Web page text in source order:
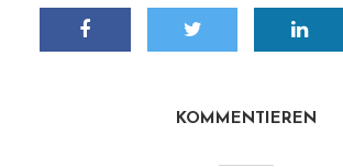
KOMMENTIEREN